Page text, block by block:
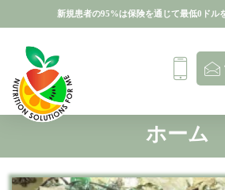
新規患者の95%は保険を通じて最低0ドル
新規患者の95%は保険を通じて最低0ドル
ホーム